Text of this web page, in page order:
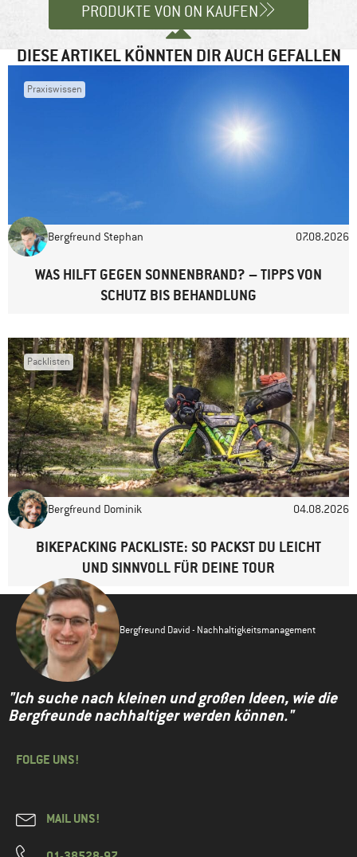
Name*
PRODUKTE VON ON KAUFEN
DIESE ARTIKEL KÖNNTEN DIR AUCH GEFALLEN
Praxiswissen
Bergfreund Stephan 07.08.2026
WAS HILFT GEGEN SONNENBRAND? – TIPPS VON
SCHUTZ BIS BEHANDLUNG
Packlisten
Bergfreund Dominik 04.08.2026
BIKEPACKING PACKLISTE: SO PACKST DU LEICHT
UND SINNVOLL FÜR DEINE TOUR
Bergfreund David - Nachhaltigkeitsmanagement
"Ich suche nach kleinen und großen Ideen, wie die
Bergfreunde nachhaltiger werden können."
FOLGE UNS!
MAIL UNS!